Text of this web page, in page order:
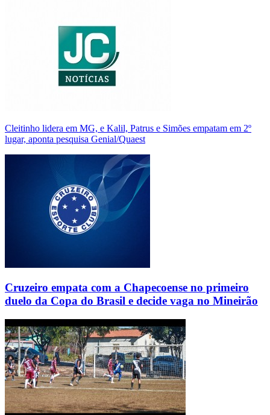
Cleitinho lidera em MG, e Kalil, Patrus e Simões empatam em 2º
lugar, aponta pesquisa Genial/Quaest
Cruzeiro empata com a Chapecoense no primeiro
duelo da Copa do Brasil e decide vaga no Mineirão